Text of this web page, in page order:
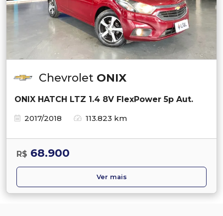
Chevrolet ONIX
ONIX HATCH LTZ 1.4 8V FlexPower 5p Aut.
2017/2018
113.823 km
R$ 68.900
Ver mais